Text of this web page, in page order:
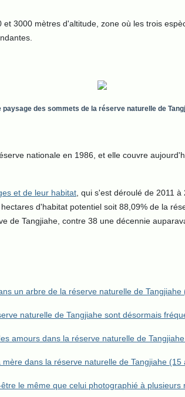
3000 mètres d'altitude, zone où les trois
paysage des sommets de la réserve naturelle de
nationale en 1986, et elle couvre
et de leur habitat , qui s'est déroulé de 2011
d'habitat potentiel soit 88,09% de la
Tangjiahe, contre 38 une décennie
un arbre de la réserve naturelle de Tangjiahe
naturelle de Tangjiahe sont désormais
amours dans la réserve naturelle de
dans la réserve naturelle de Tangjiahe (15
le même que celui photographié à